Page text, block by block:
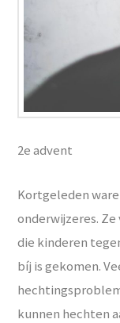
2e advent
Kortgeleden
onderwijzeres.
die kinderen
bíj is gekomen.
kunnen hechten